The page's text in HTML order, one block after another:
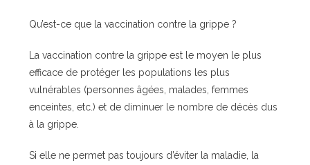
Qu’est-ce que la vaccination contre la grippe ?
La vaccination contre la grippe est le moyen le plus
efficace de protéger les populations les plus
vulnérables (personnes âgées, malades, femmes
enceintes, etc.) et de diminuer le nombre de décès dus
à la grippe.
Si elle ne permet pas toujours d’éviter la maladie, la